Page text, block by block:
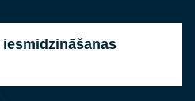
iesmidzināšanas